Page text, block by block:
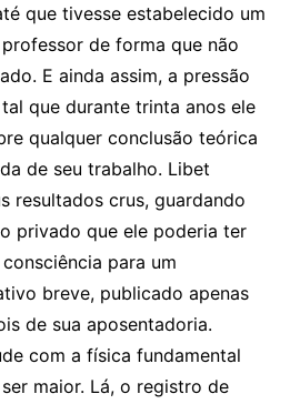
que tivesse estabelecido um
de forma que não
E ainda assim, a pressão
que durante trinta anos ele
qualquer conclusão teórica
de seu trabalho. Libet
resultados crus, guardando
privado que ele poderia ter
para um
breve, publicado apenas
de sua aposentadoria.
com a física fundamental
maior. Lá, o registro de